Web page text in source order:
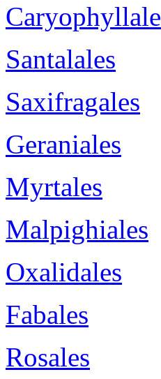
Santalales
Saxifragales
Geraniales
Myrtales
Malpighiales
Oxalidales
Fabales
Rosales